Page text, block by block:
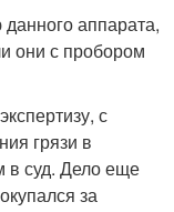
аппарата,
они с пробором
с
грязи в
в суд. Дело еще
за